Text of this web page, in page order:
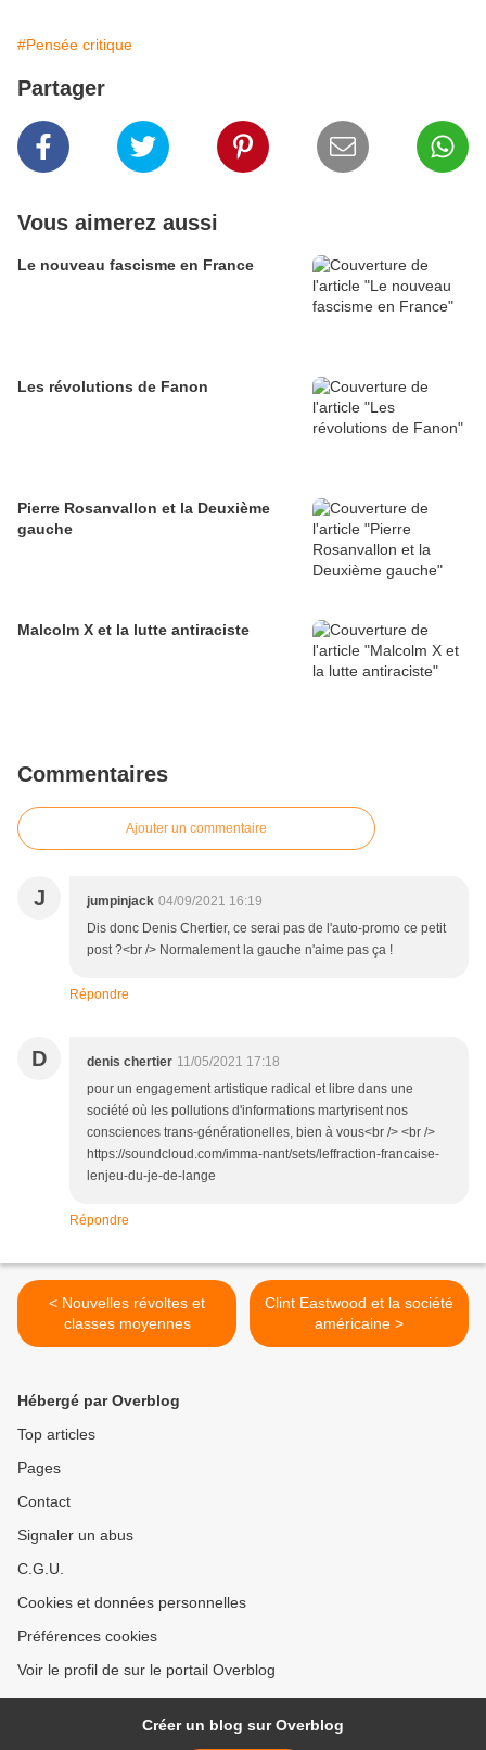
#Pensée critique
Partager
Vous aimerez aussi
Le nouveau fascisme en France
Les révolutions de Fanon
Pierre Rosanvallon et la Deuxième
gauche
Malcolm X et la lutte antiraciste
Commentaires
Ajouter un commentaire
J jumpinjack 04/09/2021 16:19
Dis donc Denis Chertier, ce serai pas de l'auto-promo ce petit
post ?<br /> Normalement la gauche n'aime pas ça !
Répondre
D denis chertier 11/05/2021 17:18
pour un engagement artistique radical et libre dans une
société où les pollutions d'informations martyrisent nos
consciences trans-générationelles, bien à vous<br /> <br />
https://soundcloud.com/imma-nant/sets/leffraction-francaise-
lenjeu-du-je-de-lange
Répondre
< Nouvelles révoltes et
classes moyennes
Clint Eastwood et la société
américaine >
Hébergé par Overblog
Top articles
Pages
Contact
Signaler un abus
C.G.U.
Cookies et données personnelles
Préférences cookies
Voir le profil de sur le portail Overblog
Créer un blog sur Overblog